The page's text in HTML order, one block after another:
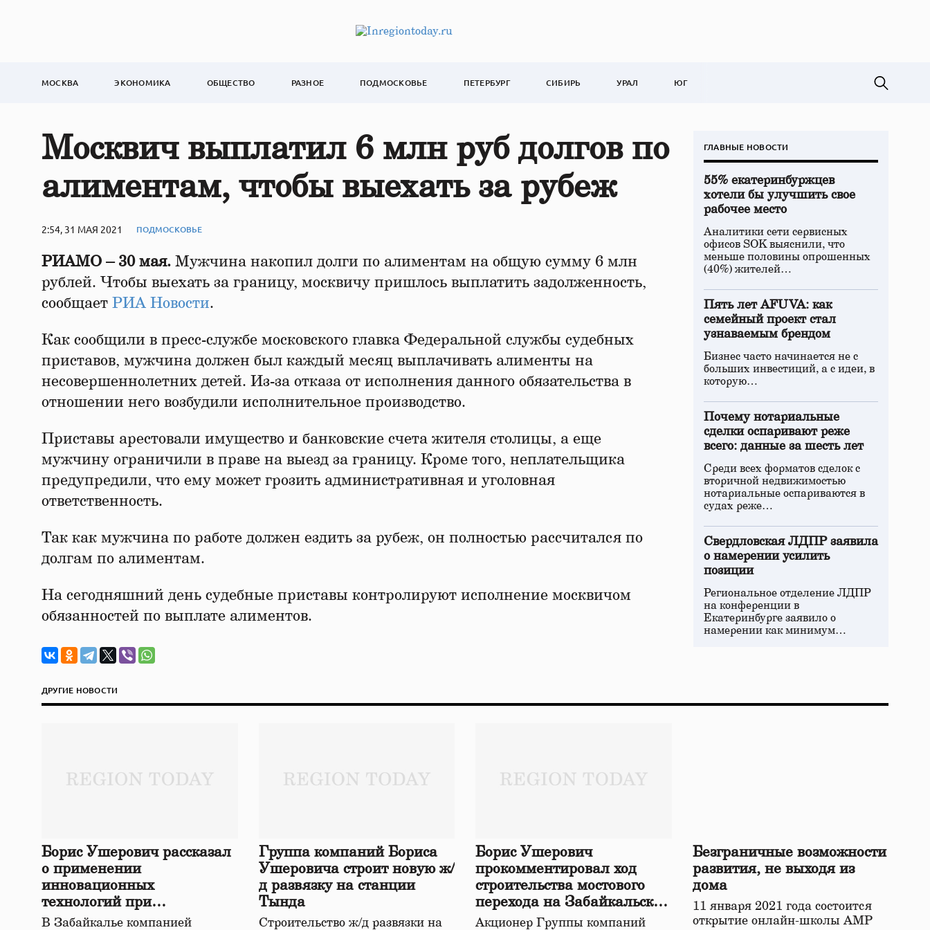
МОСКВА ЭКОНОМИКА ОБЩЕСТВО РАЗНОЕ ПОДМОСКОВЬЕ ПЕТЕРБУРГ СИБИРЬ УРАЛ ЮГ
Москвич выплатил 6 млн руб долгов по
алиментам, чтобы выехать за рубеж
2:54, 31 МАЯ 2021 ПОДМОСКОВЬЕ
РИАМО – 30 мая. Мужчина накопил долги по алиментам на общую сумму 6 млн
рублей. Чтобы выехать за границу, москвичу пришлось выплатить задолженность,
сообщает РИА Новости.
Как сообщили в пресс-службе московского главка Федеральной службы судебных
приставов, мужчина должен был каждый месяц выплачивать алименты на
несовершеннолетних детей. Из-за отказа от исполнения данного обязательства в
отношении него возбудили исполнительное производство.
Приставы арестовали имущество и банковские счета жителя столицы, а еще
мужчину ограничили в праве на выезд за границу. Кроме того, неплательщика
предупредили, что ему может грозить административная и уголовная
ответственность.
Так как мужчина по работе должен ездить за рубеж, он полностью рассчитался по
долгам по алиментам.
На сегодняшний день судебные приставы контролируют исполнение москвичом
обязанностей по выплате алиментов.
ГЛАВНЫЕ НОВОСТИ
55% екатеринбуржцев
хотели бы улучшить свое
рабочее место
Аналитики сети сервисных
офисов SOK выяснили, что
меньше половины опрошенных
(40%) жителей…
Пять лет AFUVA: как
семейный проект стал
узнаваемым брендом
Бизнес часто начинается не с
больших инвестиций, а с идеи, в
которую…
Почему нотариальные
сделки оспаривают реже
всего: данные за шесть лет
Среди всех форматов сделок с
вторичной недвижимостью
нотариальные оспариваются в
судах реже…
Свердловская ЛДПР заявила
о намерении усилить
позиции
Региональное отделение ЛДПР
на конференции в
Екатеринбурге заявило о
намерении как минимум…
ДРУГИЕ НОВОСТИ
Борис Ушерович рассказал
о применении
инновационных
технологий при
строительстве нового моста
В Забайкалье компанией
Группа компаний Бориса
Ушеровича строит новую ж/
д развязку на станции
Тында
Строительство ж/д развязки на
Борис Ушерович
прокомментировал ход
строительства мостового
перехода на Забайкальской
железной дороге
Акционер Группы компаний
Безграничные возможности
развития, не выходя из
дома
11 января 2021 года состоится
открытие онлайн-школы АМР